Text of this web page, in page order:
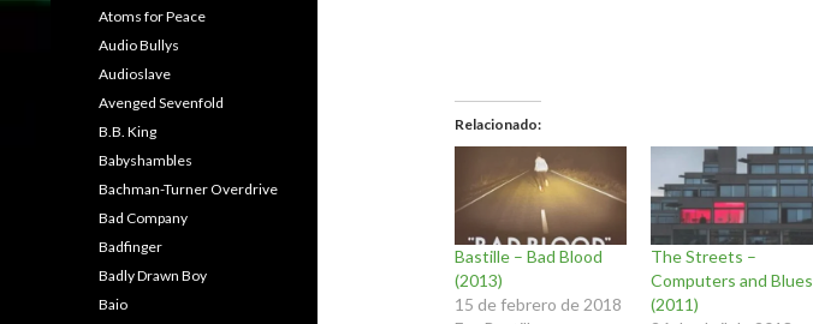
Relacionado
Bastille – Bad Blood
(2013)
15 de febrero de 2018
The Streets –
Computers and Blues
(2011)
Atoms for Peace
Audio Bullys
Audioslave
Avenged Sevenfold
B.B. King
Babyshambles
Bachman-Turner Overdrive
Bad Company
Badfinger
Badly Drawn Boy
Baio